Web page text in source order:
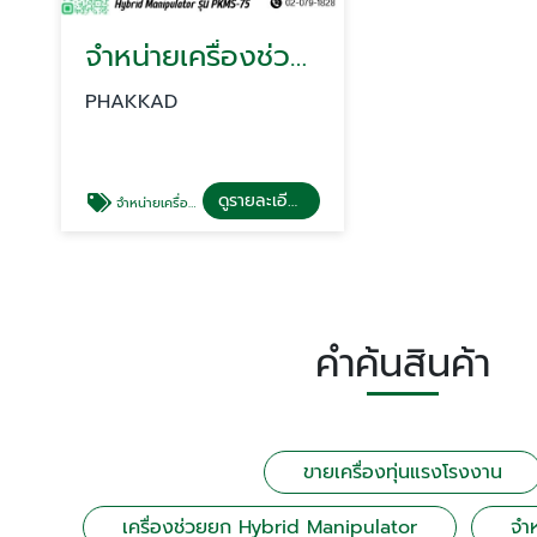
จำหน่ายเครื่องช่วยยกในโรงงาน
PHAKKAD
จำหน่ายเครื่องช่วยยกในโรงงาน ดูรายละเอียด
คำค้นสินค้า
ขายเครื่องทุ่นแรงโรงงาน
เครื่องช่วยยก Hybrid Manipulator
จ